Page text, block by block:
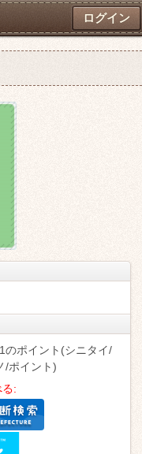
ログイン
のポイント(シニタイ/
/ポイント)
: